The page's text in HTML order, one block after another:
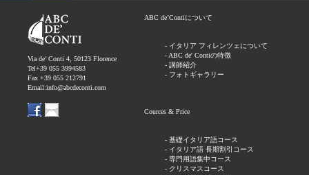
Via de’ Conti 4, 50123 Florence
Tel+39 055 3994583
Fax +39 055 212791
Email:info@abcdeconti.com
ABC de’Contiについて
- イタリア フィレンツェについて
- ABC de' Contiの特徴
- 講師紹介
- フォトギャラリー
Cources & Price
- 基礎イタリア語コース
- イタリア語 長期割引コース
- 専門用語集中コース
- クリスマスコース